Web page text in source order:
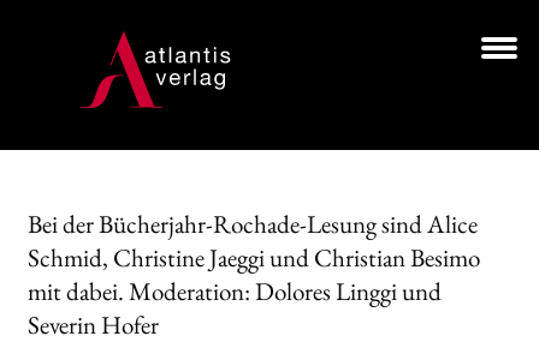
Navigation
springen
springen
LESUNGEN
VERLAG
Bei der Bücherjahr-Rochade-Lesung sind Alice
Schmid, Christine Jaeggi und Christian Besimo
mit dabei. Moderation: Dolores Linggi und
Severin Hofer